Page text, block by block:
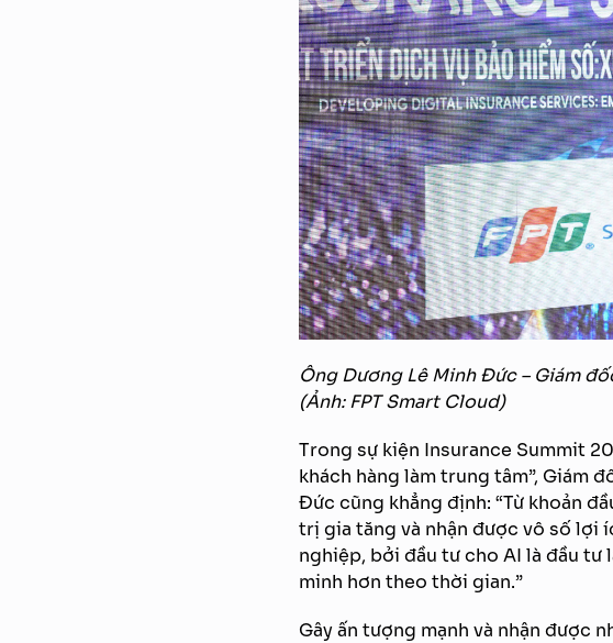
Ông Dương Lê Minh Đức – Giám
(Ảnh: FPT Smart Cloud)
Trong sự kiện Insurance Summit
khách hàng làm trung tâm”, Giám
Đức cũng khẳng định: “Từ khoản
trị gia tăng và nhận được vô số lợi
nghiệp, bởi đầu tư cho AI là đầu tư
minh hơn theo thời gian.”
Gây ấn tượng mạnh và nhận được